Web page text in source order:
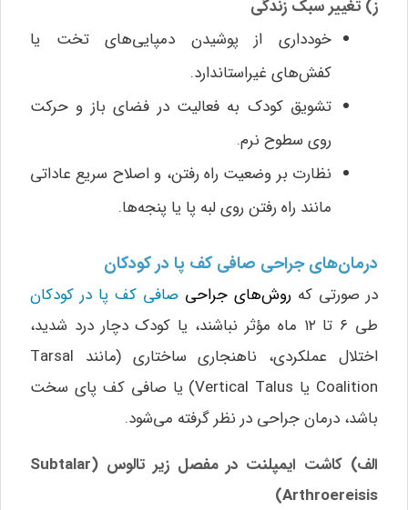
ز) تغییر سبک زندگی
خودداری از پوشیدن دمپایی‌های تخت یا
کفش‌های غیراستاندارد.
تشویق کودک به فعالیت در فضای باز و حرکت
روی سطوح نرم.
نظارت بر وضعیت راه رفتن، و اصلاح سریع عاداتی
مانند راه رفتن روی لبه پا یا پنجه‌ها.
درمان‌های جراحی صافی کف پا در کودکان
در صورتی که روش‌های جراحی صافی کف پا در کودکان
طی ۶ تا ۱۲ ماه مؤثر نباشند، یا کودک دچار درد شدید،
اختلال عملکردی، ناهنجاری ساختاری (مانند Tarsal
Coalition یا Vertical Talus) یا صافی کف پای سخت
باشد، درمان جراحی در نظر گرفته می‌شود.
الف) کاشت ایمپلنت در مفصل زیر تالوس (Subtalar
Arthroereisis)